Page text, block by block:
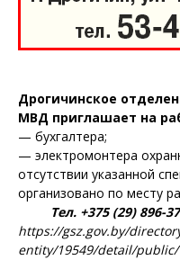
Дрогичинское
МВД приглашает на
— бухгалтера;
— электромонтера
отсутствии указанной
организовано по месту
Тел. +375 (29) 896-
https://gsz.gov.by/
entity/19549/detail/public/